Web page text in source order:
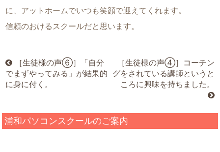
に、アットホームでいつも笑顔で迎えてくれます。
信頼のおけるスクールだと思います。
［生徒様の声⑥］「自分
でまずやってみる」が結果的
に身に付く。
［生徒様の声④］コーチン
グをされている講師というと
ころに興味を持ちました。
浦和パソコンスクールのご案内